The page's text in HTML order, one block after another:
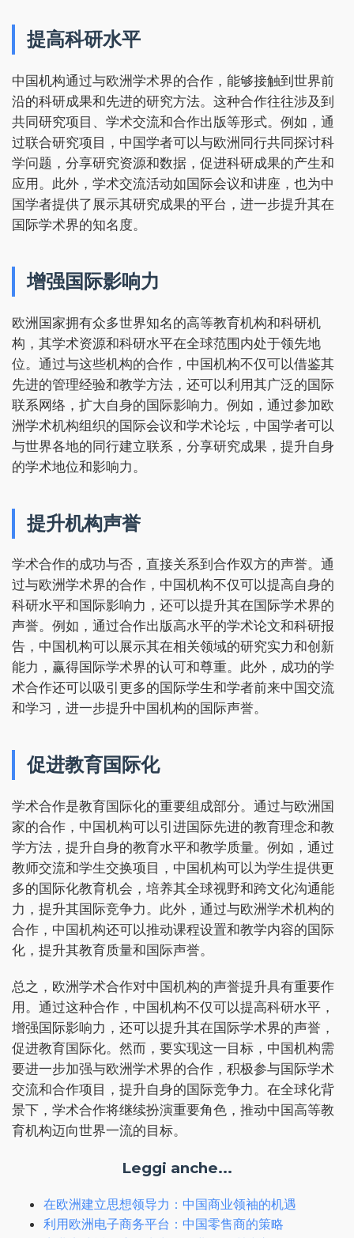
提高科研水平
中国机构通过与欧洲学术界的合作，能够接触到世界前
沿的科研成果和先进的研究方法。这种合作往往涉及到
共同研究项目、学术交流和合作出版等形式。例如，通
过联合研究项目，中国学者可以与欧洲同行共同探讨科
学问题，分享研究资源和数据，促进科研成果的产生和
应用。此外，学术交流活动如国际会议和讲座，也为中
国学者提供了展示其研究成果的平台，进一步提升其在
国际学术界的知名度。
增强国际影响力
欧洲国家拥有众多世界知名的高等教育机构和科研机
构，其学术资源和科研水平在全球范围内处于领先地
位。通过与这些机构的合作，中国机构不仅可以借鉴其
先进的管理经验和教学方法，还可以利用其广泛的国际
联系网络，扩大自身的国际影响力。例如，通过参加欧
洲学术机构组织的国际会议和学术论坛，中国学者可以
与世界各地的同行建立联系，分享研究成果，提升自身
的学术地位和影响力。
提升机构声誉
学术合作的成功与否，直接关系到合作双方的声誉。通
过与欧洲学术界的合作，中国机构不仅可以提高自身的
科研水平和国际影响力，还可以提升其在国际学术界的
声誉。例如，通过合作出版高水平的学术论文和科研报
告，中国机构可以展示其在相关领域的研究实力和创新
能力，赢得国际学术界的认可和尊重。此外，成功的学
术合作还可以吸引更多的国际学生和学者前来中国交流
和学习，进一步提升中国机构的国际声誉。
促进教育国际化
学术合作是教育国际化的重要组成部分。通过与欧洲国
家的合作，中国机构可以引进国际先进的教育理念和教
学方法，提升自身的教育水平和教学质量。例如，通过
教师交流和学生交换项目，中国机构可以为学生提供更
多的国际化教育机会，培养其全球视野和跨文化沟通能
力，提升其国际竞争力。此外，通过与欧洲学术机构的
合作，中国机构还可以推动课程设置和教学内容的国际
化，提升其教育质量和国际声誉。
总之，欧洲学术合作对中国机构的声誉提升具有重要作
用。通过这种合作，中国机构不仅可以提高科研水平，
增强国际影响力，还可以提升其在国际学术界的声誉，
促进教育国际化。然而，要实现这一目标，中国机构需
要进一步加强与欧洲学术界的合作，积极参与国际学术
交流和合作项目，提升自身的国际竞争力。在全球化背
景下，学术合作将继续扮演重要角色，推动中国高等教
育机构迈向世界一流的目标。
Leggi anche...
在欧洲建立思想领导力：中国商业领袖的机遇
利用欧洲电子商务平台：中国零售商的策略